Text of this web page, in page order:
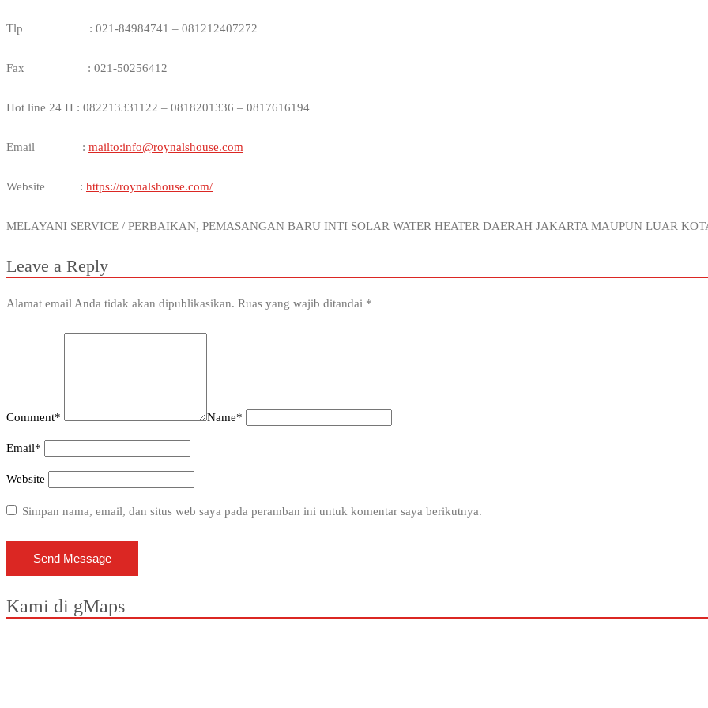
Tlp : 021-84984741 – 081212407272
Fax : 021-50256412
Hot line 24 H : 082213331122 – 0818201336 – 0817616194
Email : mailto:info@roynalshouse.com
Website : https://roynalshouse.com/
MELAYANI SERVICE / PERBAIKAN, PEMASANGAN BARU INTI SOLAR WATER HEATER DAERAH JAKARTA MAUPUN LUAR
Leave a Reply
Alamat email Anda tidak akan dipublikasikan. Ruas yang wajib ditandai *
Comment* Name*
Email*
Website
Simpan nama, email, dan situs web saya pada peramban ini untuk komentar saya berikutnya.
Kami di gMaps